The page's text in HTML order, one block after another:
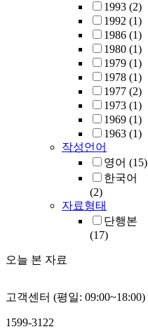
1993 (2)
1992 (1)
1986 (1)
1980 (1)
1979 (1)
1978 (1)
1977 (2)
1973 (1)
1969 (1)
1963 (1)
작성언어
영어 (15)
한국어
(2)
자료형태
단행본
(17)
오늘 본 자료
고객센터 (평일: 09:00~18:00)
1599-3122